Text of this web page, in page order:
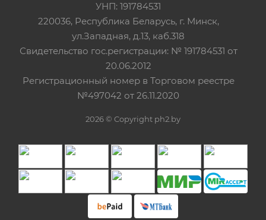
УНП: 191784531
220036, Республика Беларусь, г. Минск,
ул.Западная, д.13, каб.318
Свидетельство гос.регистрации: № 191784531 от
20.06.2012
Регистрационный номер в Торговом реестре
№497042 от 26.11.2020
2026 © Copyright ph2.by